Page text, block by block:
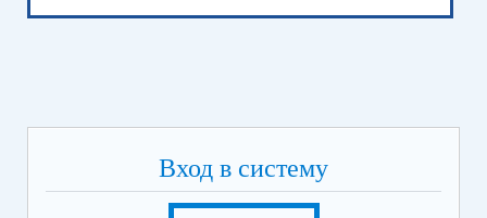
Вход в систему